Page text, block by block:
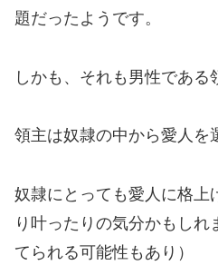
題だったようです。
しかも、それも男性である
領主は奴隷の中から愛人を
奴隷にとっても愛人に格上
り叶ったりの気分かもし
てられる可能性もあり）